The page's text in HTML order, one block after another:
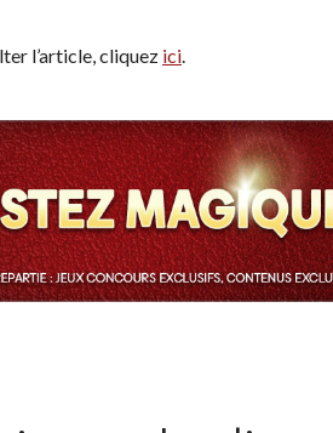
l’article, cliquez ici